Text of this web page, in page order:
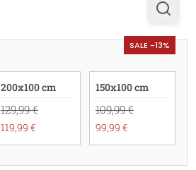
SALE -13%
200x100 cm
129,99 €
119,99 €
150x100 cm
109,99 €
99,99 €